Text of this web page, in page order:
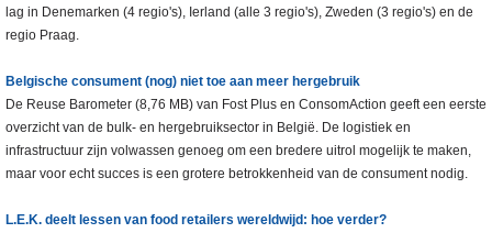
lag in Denemarken (4 regio's), Ierland (alle 3 regio's), Zweden (3 regio's) en de
regio Praag.
Belgische consument (nog) niet toe aan meer hergebruik
De Reuse Barometer (8,76 MB) van Fost Plus en ConsomAction geeft een eerste
overzicht van de bulk- en hergebruiksector in België. De logistiek en
infrastructuur zijn volwassen genoeg om een bredere uitrol mogelijk te maken,
maar voor echt succes is een grotere betrokkenheid van de consument nodig.
L.E.K. deelt lessen van food retailers wereldwijd: hoe verder?